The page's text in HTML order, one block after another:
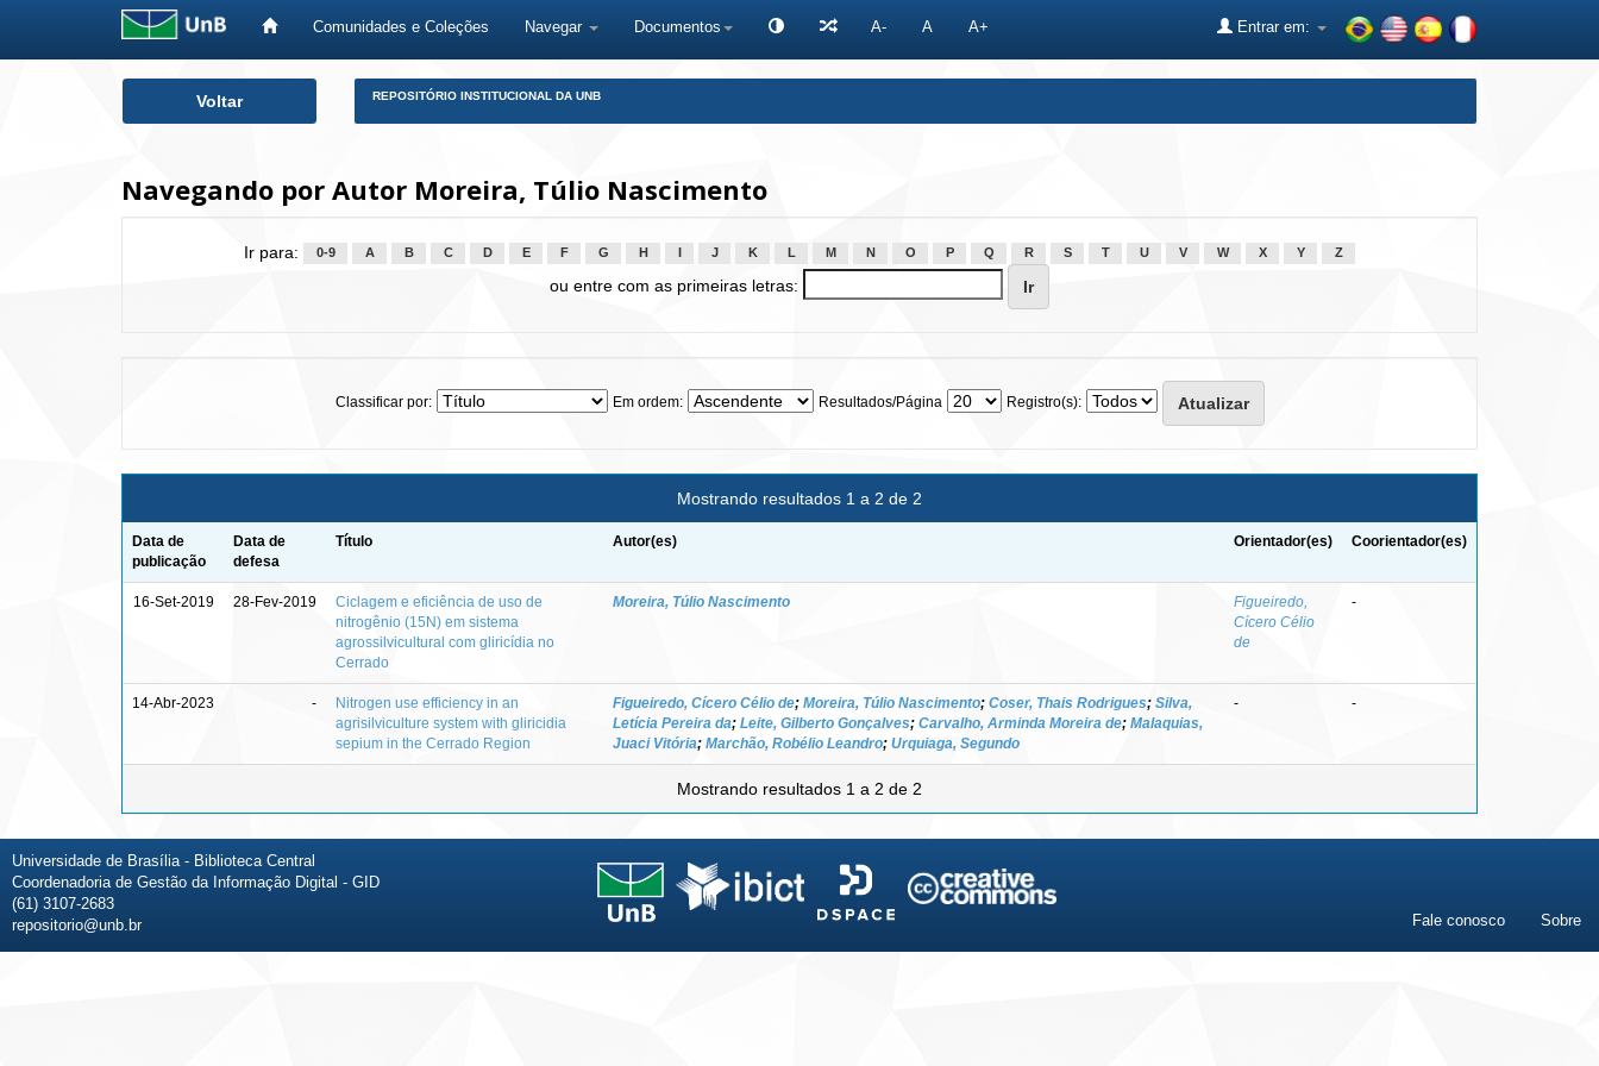
Comunidades e Coleções Navegar Documentos A- A A+ Entrar em:
Voltar REPOSITÓRIO INSTITUCIONAL DA UNB
Navegando por Autor Moreira, Túlio Nascimento
Ir para: 0-9 A B C D E F G H J K L M N O P Q R S T U V W X Y Z
ou entre com as primeiras letras:
Classificar por: Em ordem: Resultados/Página Registro(s):
Mostrando resultados 1 a 2 de 2
Data de
publicação
Data de
defesa
Título Autor(es) Orientador(es) Coorientador(es)
16-Set-2019 28-Fev-2019
Ciclagem e eficiência de uso de
nitrogênio (15N) em sistema
agrossilvicultural com gliricídia no
Cerrado
Moreira, Túlio Nascimento
Figueiredo,
Cícero Célio
de
-
14-Abr-2023 -
Nitrogen use efficiency in an
agrisilviculture system with gliricidia
sepium in the Cerrado Region
Figueiredo, Cícero Célio de; Moreira, Túlio Nascimento; Coser, Thais Rodrigues; Silva,
Letícia Pereira da; Leite, Gilberto Gonçalves; Carvalho, Arminda Moreira de; Malaquias,
Juaci Vitória; Marchão, Robélio Leandro; Urquiaga, Segundo
- -
Mostrando resultados 1 a 2 de 2
Universidade de Brasília - Biblioteca Central
Coordenadoria de Gestão da Informação Digital - GID
(61) 3107-2683
repositorio@unb.br
Fale conosco Sobre